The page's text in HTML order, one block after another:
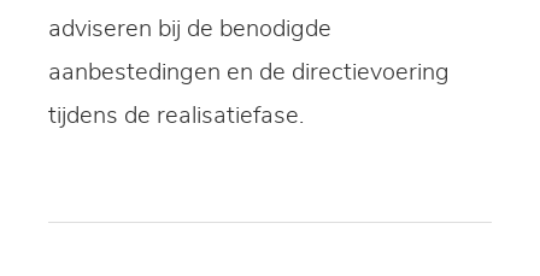
adviseren bij de benodigde
aanbestedingen en de directievoering
tijdens de realisatiefase.